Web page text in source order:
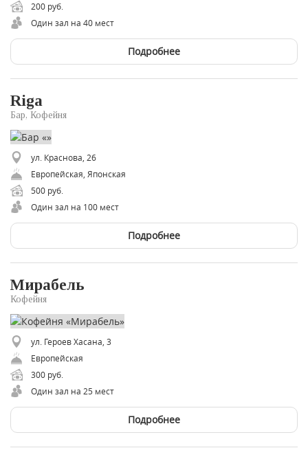
200 руб.
Один зал на 40 мест
Подробнее
Riga
Бар, Кофейня
ул. Краснова, 26
Европейская, Японская
500 руб.
Один зал на 100 мест
Подробнее
Мирабель
Кофейня
ул. Героев Хасана, 3
Европейская
300 руб.
Один зал на 25 мест
Подробнее